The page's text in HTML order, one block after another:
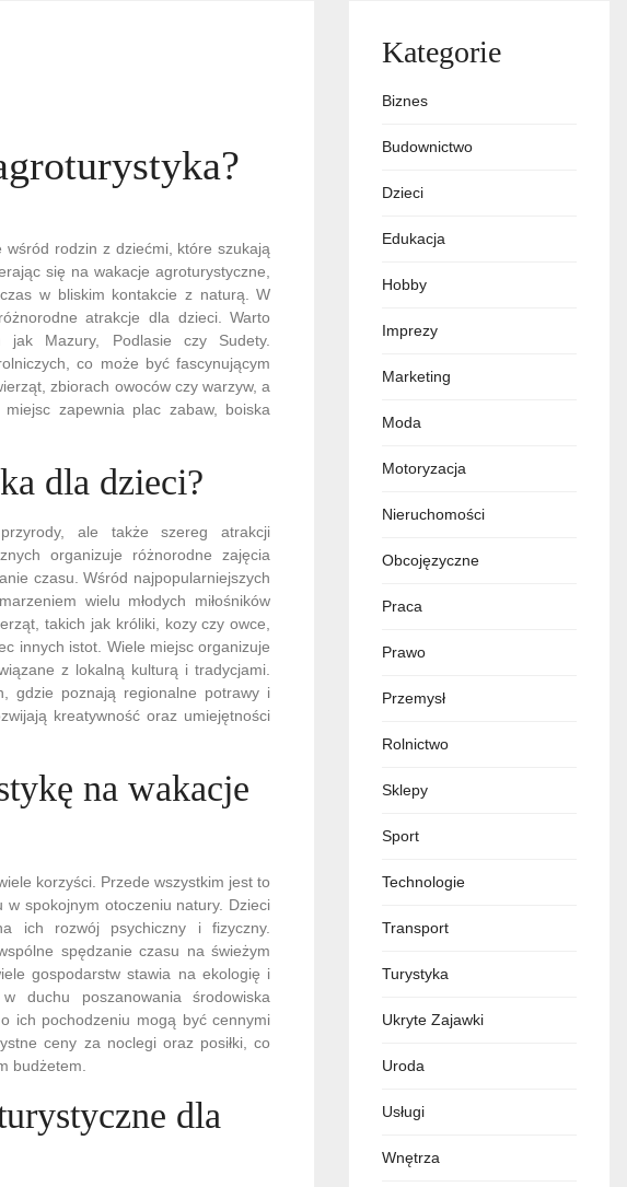
rodzin z dziećmi, które szukają
się na wakacje agroturystyczne,
w bliskim kontakcie z naturą. W
atrakcje dla dzieci. Warto
Mazury, Podlasie czy Sudety.
co może być fascynującym
zbiorach owoców czy warzyw, a
zapewnia plac zabaw, boiska
dla dzieci?
ale także szereg atrakcji
organizuje różnorodne zajęcia
czasu. Wśród najpopularniejszych
wielu młodych miłośników
takich jak króliki, kozy czy owce,
innych istot. Wiele miejsc organizuje
z lokalną kulturą i tradycjami.
gdzie poznają regionalne potrawy i
kreatywność oraz umiejętności
na wakacje
korzyści. Przede wszystkim jest to
spokojnym otoczeniu natury. Dzieci
ich rozwój psychiczny i fizyczny.
spędzanie czasu na świeżym
gospodarstw stawia na ekologię i
duchu poszanowania środowiska
ich pochodzeniu mogą być cennymi
ceny za noclegi oraz posiłki, co
budżetem.
dla
Kategorie
Biznes
Budownictwo
Dzieci
Edukacja
Hobby
Imprezy
Marketing
Moda
Motoryzacja
Nieruchomości
Obcojęzyczne
Praca
Prawo
Przemysł
Rolnictwo
Sklepy
Sport
Technologie
Transport
Turystyka
Ukryte Zajawki
Uroda
Usługi
Wnętrza